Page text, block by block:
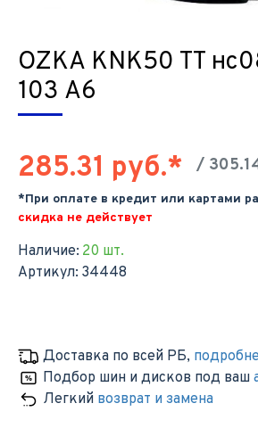
OZKA KNK50 TT
103 A6
Наличие: 20 шт.
Артикул: 34448
285.31 руб.* /
*При оплате в кредит или картами
скидка не действует
Доставка по всей РБ,
Подбор шин и дисков под ваш
Легкий возврат и замена